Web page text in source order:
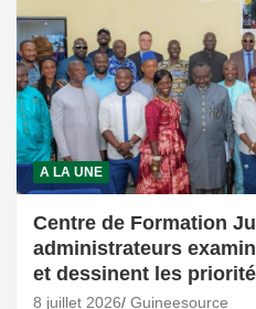
A LA UNE
Centre de Formation
administrateurs
et dessinent les
8 juillet 2026 Guineesource